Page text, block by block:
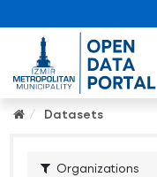
Datasets
Organizations